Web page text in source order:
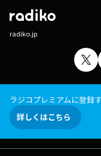
radiko.jp
ラジコプレミアムに登録
詳しくはこちら